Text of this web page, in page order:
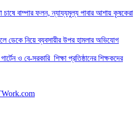
চাষে বাম্পার ফলন, ন্যায্যমুল্য পাবার আশায় কৃষকেরা
ডেকে নিয়ে ব্যবসায়ীর উপর হামলার অভিযোগ
গার্টেন ও বে-সরকারি শিক্ষা প্রতিষ্ঠানের শিক্ষকদের